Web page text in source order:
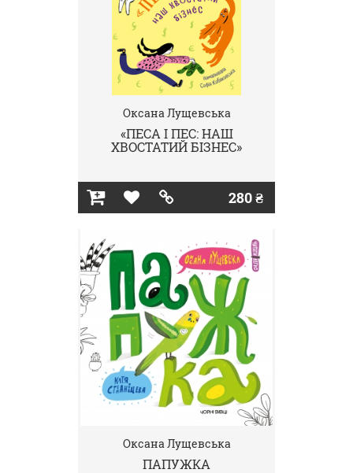
Оксана Лущевська
«ПЕСА І ПЕС: НАШ
ХВОСТАТИЙ БІЗНЕС»
280 ₴
Оксана Лущевська
ПАПУЖКА